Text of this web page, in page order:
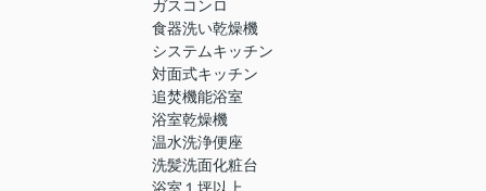
ガスコンロ
食器洗い乾燥機
システムキッチン
対面式キッチン
追焚機能浴室
浴室乾燥機
温水洗浄便座
洗髪洗面化粧台